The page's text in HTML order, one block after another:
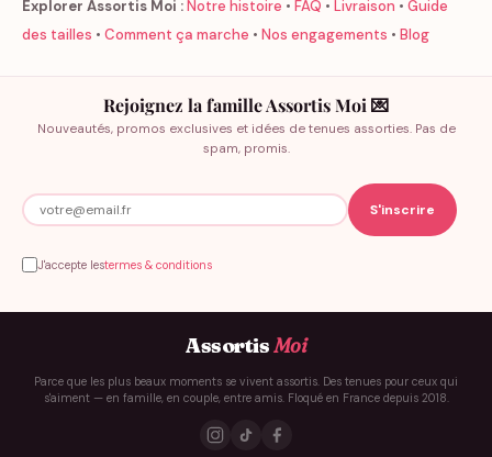
Explorer Assortis Moi :Notre histoire • FAQ • Livraison • Guide
des tailles • Comment ça marche • Nos engagements • Blog
Rejoignez la famille Assortis Moi 💌
Nouveautés, promos exclusives et idées de tenues assorties. Pas de
spam, promis.
J'accepte lestermes & conditions
AssortisMoi
Parce que les plus beaux moments se vivent assortis. Des tenues pour ceux qui
s'aiment — en famille, en couple, entre amis. Floqué en France depuis 2018.